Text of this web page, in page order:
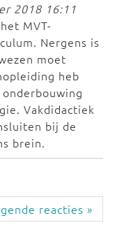
2018 16:11
MVT-
Nergens is
moet
heb
Vakdidactiek
bij de
brein.
reacties »